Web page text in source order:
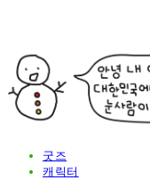
굿즈
캐릭터